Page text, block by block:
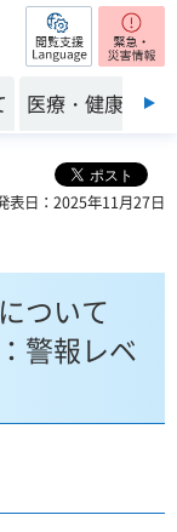
閲覧支援
医療・健康・福
表日：2025年11月27日
ついて
警報レベ